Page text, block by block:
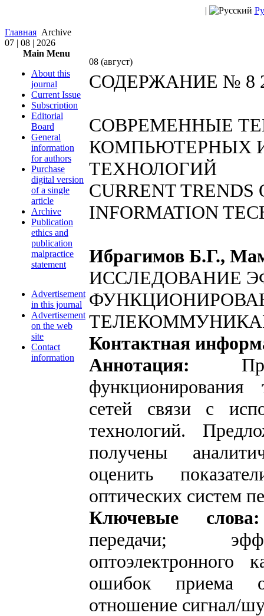
|
Главная Archive
07 | 08 | 2026
Main Menu
About this
journal
Current Issue
Subscription
Editorial
Board
General
information
for authors
Purchase
digital version
of a single
article
Archive
Publication
ethics and
publication
malpractice
statement
Advertisement
in this journal
Advertisement
on the web
site
Contact
information
08 (август)
СОДЕРЖАНИЕ № 8
СОВРЕМЕННЫЕ
КОМПЬЮТЕРНЫХ
ТЕХНОЛОГИЙ
CURRENT TRENDS
INFORMATION
Ибрагимов Б.Г.,
ИССЛЕДОВАНИЕ
Контактная
Аннотация:
функционирования
сетей связи с
технологий.
получены
оценить
оптических систем
Ключевые
передачи;
оптоэлектронного
ошибок приема
отношение сигнал/